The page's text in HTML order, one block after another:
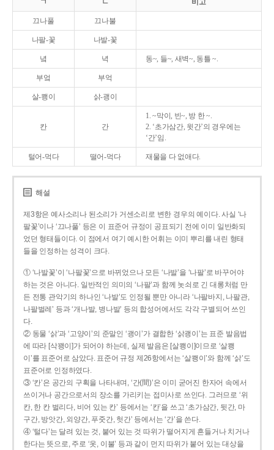
ㄱ ㄴ 비고
끄나풀 끄나불
나팔-꽃 나발-꽃
녘 녁 동~, 들~, 새벽~, 동틀 ~.
부엌 부억
살-쾡이 삵-괭이
칸 간
1. ~막이, 빈~, 방 한 ~.
2. ‘초가삼간, 윗간’의 경우에는
‘간’임.
털어-먹다 떨어-먹다 재물을 다 없애다.
해설
제3항은 예사소리나 된소리가 거센소리로 변한 경우의 예이다. 사실 ‘나
팔꽃’이나 ‘끄나풀’ 등은 이 표준어 규정이 공표되기 전에 이미 일반화되
었던 형태들이다. 이 점에서 여기 예시한 어휘는 이미 뿌리를 내린 형태
들을 인정하는 성격이 크다.
① ‘나발꽃’이 ‘나팔꽃’으로 바뀌었으나 모든 ‘나발’을 ‘나팔’로 바꾸어야
하는 것은 아니다. 일반적인 의미의 ‘나팔’과 함께 놋쇠로 긴 대롱처럼 만
든 전통 관악기의 하나인 ‘나발’도 인정될 뿐만 아니라 ‘나팔바지, 나팔관,
나팔벌레’ 등과 ‘개나발, 병나발’ 등의 합성어에서도 각각 구별되어 쓰인
다.
② 동물 ‘삵’과 ‘고양이’의 준말인 ‘괭이’가 결합한 ‘삵괭이’는 표준 발음법
에 따라 [삭꽹이]가 되어야 하는데, 실제 발음은 [살쾡이]이므로 ‘살쾡
이’를 표준어로 삼았다. 표준어 규정 제26항에서는 ‘살쾡이’와 함께 ‘삵’도
표준어로 인정하였다.
③ ‘칸’은 공간의 구획을 나타내며, ‘간(間)’은 이미 굳어진 한자어 속에서
쓰이거나 공간으로서의 장소를 가리키는 접미사로 쓰인다. 그러므로 ‘위
칸, 한 칸 벌리다, 비어 있는 칸’ 등에서는 ‘칸’을 쓰고 ‘초가삼간, 뒷간, 마
구간, 방앗간, 외양간, 푸줏간, 헛간’ 등에서는 ‘간’을 쓴다.
④ ‘털다’는 달려 있는 것, 붙어 있는 것 따위가 떨어지게 흔들거나 치거나
한다는 뜻으로, 주로 ‘옷, 이불’ 등과 같이 먼지 따위가 붙어 있는 대상을